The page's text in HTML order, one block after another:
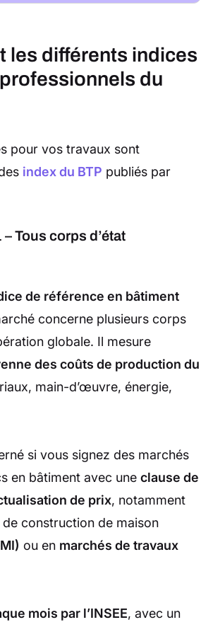
les différents indices
du
pour vos travaux sont
index du BTP publiés par
Tous corps d’état
de référence en bâtiment
concerne plusieurs corps
globale. Il mesure
des coûts de production du
main-d’œuvre, énergie,
si vous signez des marchés
en bâtiment avec une clause de
de prix, notamment
construction de maison
ou en marchés de travaux
mois par l’INSEE, avec un